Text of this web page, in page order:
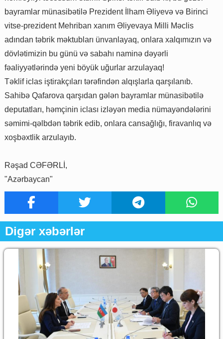
bayramlar münasibətilə Prezident İlham Əliyevə və Birinci
vitse-prezident Mehriban xanım Əliyevaya Milli Məclis
adından təbrik məktubları ünvanlayaq, onlara xalqımızın və
dövlətimizin bu günü və sabahı naminə dəyərli
fəaliyyətlərində yeni böyük uğurlar arzulayaq!
Təklif iclas iştirakçıları tərəfindən alqışlarla qarşılanıb.
Sahibə Qafarova qarşıdan gələn bayramlar münasibətilə
deputatları, həmçinin iclası izləyən media nümayəndələrini
səmimi-qəlbdən təbrik edib, onlara cansağlığı, firavanlıq və
xoşbəxtlik arzulayıb.
Rəşad CƏFƏRLİ,
"Azərbaycan"
Digər xəbərlər